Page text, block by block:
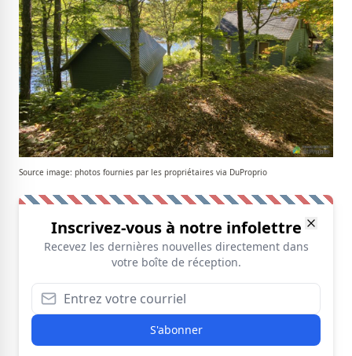
Source image: photos fournies par les propriétaires via DuProprio
Inscrivez-vous à notre infolettre
Recevez les dernières nouvelles directement dans
votre boîte de réception.
S'abonner